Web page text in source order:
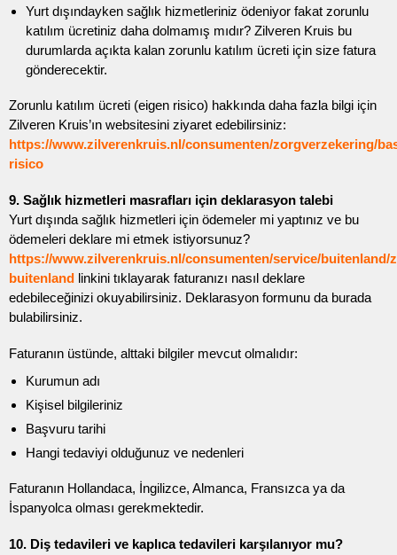
Yurt dışındayken sağlık hizmetleriniz ödeniyor fakat zorunlu
katılım ücretiniz daha dolmamış mıdır? Zilveren Kruis bu
durumlarda açıkta kalan zorunlu katılım ücreti için size fatura
gönderecektir.
Zorunlu katılım ücreti (eigen risico) hakkında daha fazla bilgi için
Zilveren Kruis’ın websitesini ziyaret edebilirsiniz:
https://www.zilverenkruis.nl/consumenten/zorgverzekering/
risico
9. Sağlık hizmetleri masrafları için deklarasyon talebi
Yurt dışında sağlık hizmetleri için ödemeler mi yaptınız ve bu
ödemeleri deklare mi etmek istiyorsunuz?
https://www.zilverenkruis.nl/consumenten/service/buitenland/
buitenland linkini tıklayarak faturanızı nasıl deklare
edebileceğinizi okuyabilirsiniz. Deklarasyon formunu da burada
bulabilirsiniz.
Faturanın üstünde, alttaki bilgiler mevcut olmalıdır:
Kurumun adı
Kişisel bilgileriniz
Başvuru tarihi
Hangi tedaviyi olduğunuz ve nedenleri
Faturanın Hollandaca, İngilizce, Almanca, Fransızca ya da
İspanyolca olması gerekmektedir.
10. Diş tedavileri ve kaplıca tedavileri karşılanıyor mu?